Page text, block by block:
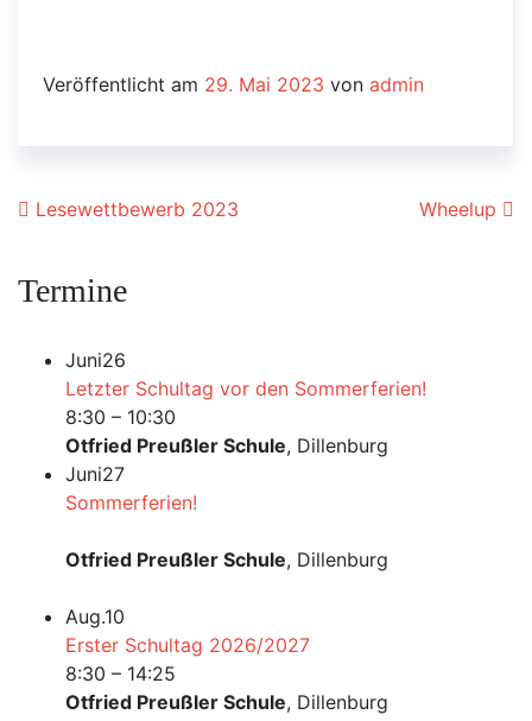
Veröffentlicht am 29. Mai 2023 von admin
Beitrags-Navigation
Lesewettbewerb 2023 Wheelup
Termine
Juni26
Letzter Schultag vor den Sommerferien!
8:30 – 10:30
Otfried Preußler Schule, Dillenburg
Juni27
Sommerferien!
Otfried Preußler Schule, Dillenburg
Aug.10
Erster Schultag 2026/2027
8:30 – 14:25
Otfried Preußler Schule, Dillenburg